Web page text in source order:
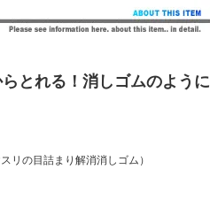
とれる！消しゴムのように
リの目詰まり解消消しゴム）